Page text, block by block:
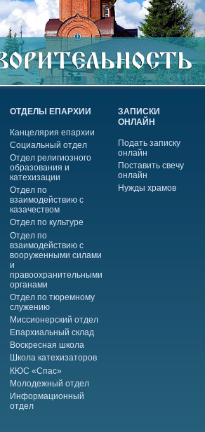
ОТДЕЛЫ ЕПАРХИИ
Канцелярия епархии
Социальный отдел
Отдел религиозного
образования и
катехизации
Отдел по
взаимодействию с
казачеством
Отдел по культуре
Отдел по
взаимодействию с
вооруженными силами
и
правоохранительными
органами
Отдел по тюремному
служению
Миссионерский отдел
Епархиальный склад
Воскресная школа
Школа катехизаторов
КЮС «Спас»
Молодежный отдел
Информационный
отдел
ЗАПИСКИ
ОНЛАЙН
Подать записку
онлайн
Поставить свечу
онлайн
Нужды храмов